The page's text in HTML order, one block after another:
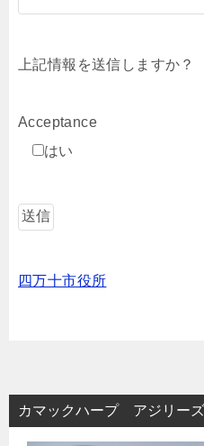
上記情報を送信しますか？
Acceptance
はい
四万十市役所
カマックハープ アジリーズ